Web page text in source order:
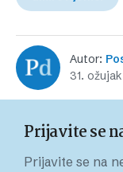
Autor:
31.
Prijavite se
Prijavite se na